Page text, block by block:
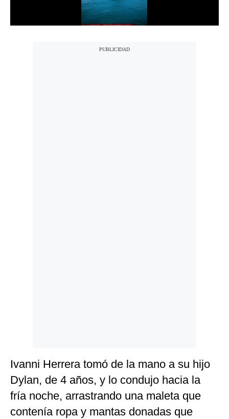
Ivanni Herrera tomó de la mano a su hijo
Dylan, de 4 años, y lo condujo hacia la
fría noche, arrastrando una maleta que
contenía ropa y mantas donadas que